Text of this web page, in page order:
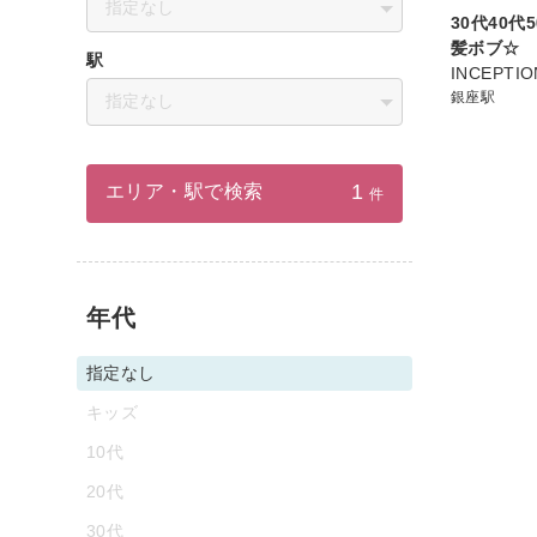
30代40代
髪ボブ☆
銀座駅
指定なし
駅
指定なし
エリア・駅で検索 1 件
年代
指定なし
キッズ
10代
20代
30代